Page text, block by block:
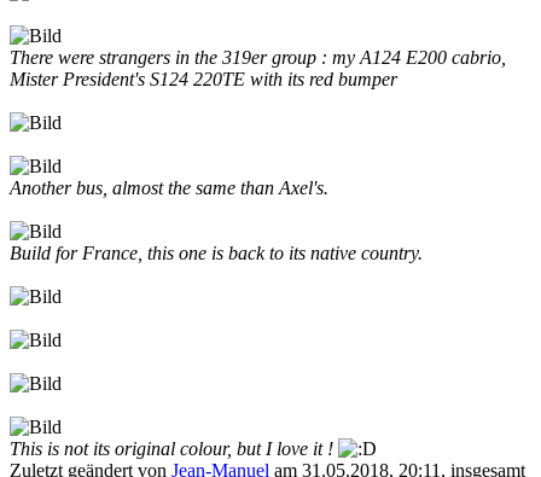
There were strangers in the 319er group : my A124 E200 cabrio,
Mister President's S124 220TE with its red bumper
Another bus, almost the same than Axel's.
Build for France, this one is back to its native country.
This is not its original colour, but I love it !
Zuletzt geändert von Jean-Manuel am 31.05.2018, 20:11, insgesamt